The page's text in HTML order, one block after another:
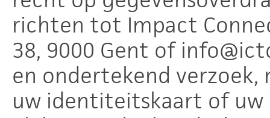
richten tot Impact
38, 9000 Gent of
en ondertekend
uw identiteitskaart of uw